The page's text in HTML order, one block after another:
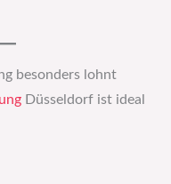
besonders lohnt
Düsseldorf ist ideal